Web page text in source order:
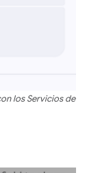
los Servicios de